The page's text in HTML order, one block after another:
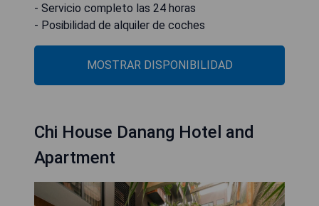
- Servicio completo las 24 horas
- Posibilidad de alquiler de coches
MOSTRAR DISPONIBILIDAD
Chi House Danang Hotel and
Apartment